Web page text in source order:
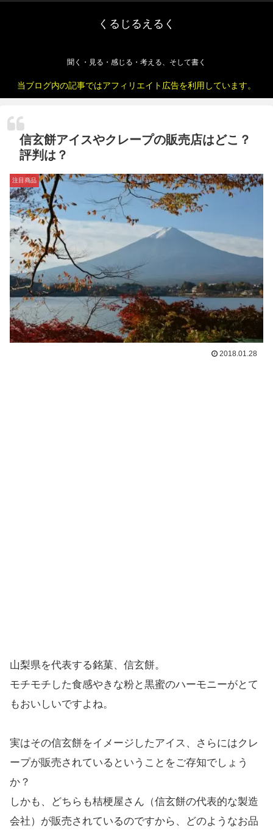
くるじるえるく
聞く・見る・感じる・考える、そして書く
当ブログ内の記事ではアフィリエイト広告を利用しています。
信玄餅アイスやクレープの販売店はどこ？
評判は？
注目商品
2018.01.28
山梨県を代表する銘菓、信玄餅。
モチモチした食感やきな粉と黒蜜のハーモニーがとて
もおいしいですよね。
実はその信玄餅をイメージしたアイス、さらにはクレ
ープが販売されているということをご存知でしょう
か？
しかも、どちらも桔梗屋さん（信玄餅の代表的な製造
会社）が販売されているのですから、どのようなお品